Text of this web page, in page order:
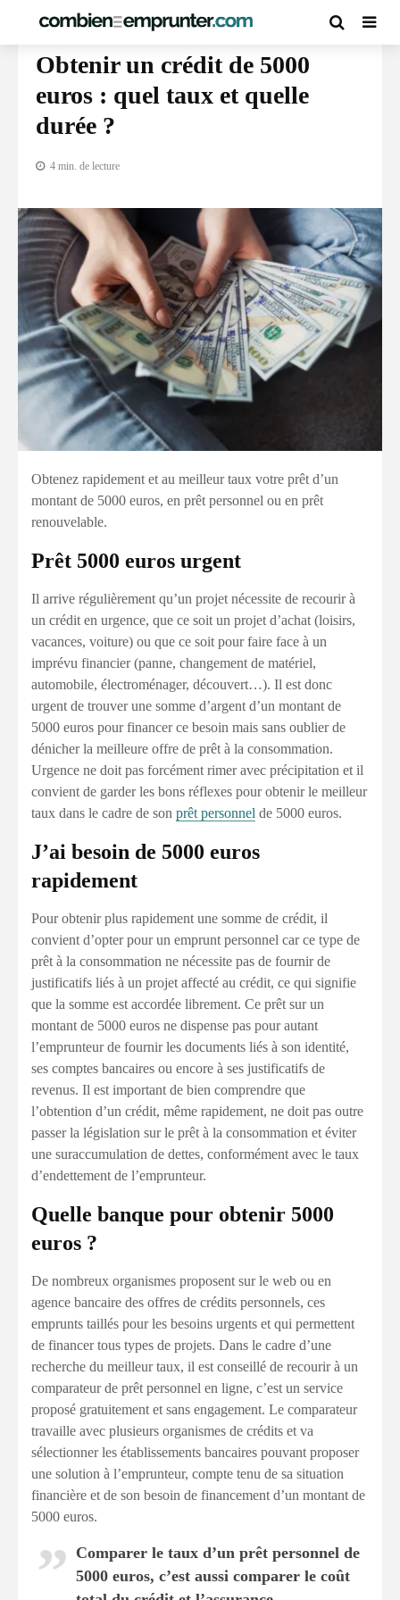
GUIDE DU PRÊT À LA CONSOMMATION
Obtenir un crédit de 5000
euros : quel taux et quelle
durée ?
4 min. de lecture
Obtenez rapidement et au meilleur taux votre prêt d’un
montant de 5000 euros, en prêt personnel ou en prêt
renouvelable.
Prêt 5000 euros urgent
Il arrive régulièrement qu’un projet nécessite de recourir à
un crédit en urgence, que ce soit un projet d’achat (loisirs,
vacances, voiture) ou que ce soit pour faire face à un
imprévu financier (panne, changement de matériel,
automobile, électroménager, découvert…). Il est donc
urgent de trouver une somme d’argent d’un montant de
5000 euros pour financer ce besoin mais sans oublier de
dénicher la meilleure offre de prêt à la consommation.
Urgence ne doit pas forcément rimer avec précipitation et il
convient de garder les bons réflexes pour obtenir le meilleur
taux dans le cadre de son prêt personnel de 5000 euros.
J’ai besoin de 5000 euros
rapidement
Pour obtenir plus rapidement une somme de crédit, il
convient d’opter pour un emprunt personnel car ce type de
prêt à la consommation ne nécessite pas de fournir de
justificatifs liés à un projet affecté au crédit, ce qui signifie
que la somme est accordée librement. Ce prêt sur un
montant de 5000 euros ne dispense pas pour autant
l’emprunteur de fournir les documents liés à son identité,
ses comptes bancaires ou encore à ses justificatifs de
revenus. Il est important de bien comprendre que
l’obtention d’un crédit, même rapidement, ne doit pas outre
passer la législation sur le prêt à la consommation et éviter
une suraccumulation de dettes, conformément avec le taux
d’endettement de l’emprunteur.
Quelle banque pour obtenir 5000
euros ?
De nombreux organismes proposent sur le web ou en
agence bancaire des offres de crédits personnels, ces
emprunts taillés pour les besoins urgents et qui permettent
de financer tous types de projets. Dans le cadre d’une
recherche du meilleur taux, il est conseillé de recourir à un
comparateur de prêt personnel en ligne, c’est un service
proposé gratuitement et sans engagement. Le comparateur
travaille avec plusieurs organismes de crédits et va
sélectionner les établissements bancaires pouvant proposer
une solution à l’emprunteur, compte tenu de sa situation
financière et de son besoin de financement d’un montant de
5000 euros.
Comparer le taux d’un prêt personnel de
5000 euros, c’est aussi comparer le coût